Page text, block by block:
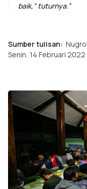
baik,” tuturnya.
Sumber tulisan:
Senin, 14 Februari 2022